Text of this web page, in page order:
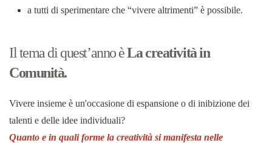
a tutti di sperimentare che “vivere altrimenti” è possibile.
Il tema di quest’anno èLa creatività in
Comunità.
Vivere insieme è un'occasione di espansione o di inibizione dei
talenti e delle idee individuali?
Quanto e in quali forme la creatività si manifesta nelle